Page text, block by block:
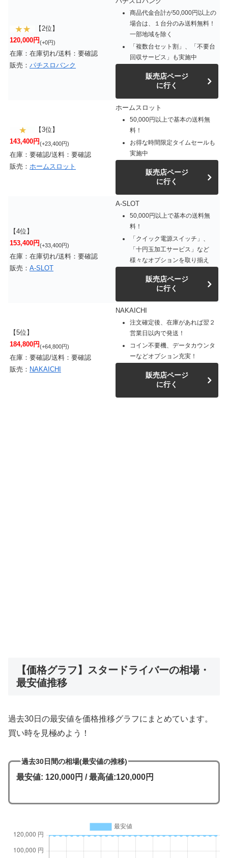
【2位】
120,000円(+0円)
在庫：在庫切れ/送料：要確認
販売： パチスロバンク
商品代金合計が50,000円以上の
場合は、１台分のみ送料無料！
一部地域を除く
「複数台セット割」、「不要台
回収サービス」も実施中
販売店ページ
に行く
【3位】
143,400円(+23,400円)
在庫：要確認/送料：要確認
販売： ホームスロット
ホームスロット
50,000円以上で基本の送料無
料！
お得な時間限定タイムセールも
実施中
販売店ページ
に行く
【4位】
153,400円(+33,400円)
在庫：在庫切れ/送料：要確認
販売： A-SLOT
A-SLOT
50,000円以上で基本の送料無
料！
「クイック電源スイッチ」、
「十円玉加工サービス」など
様々なオプションを取り揃え
販売店ページ
に行く
【5位】
184,800円(+64,800円)
在庫：要確認/送料：要確認
販売： NAKAICHI
NAKAICHI
注文確定後、在庫があれば翌２
営業日以内で発送！
コイン不要機、データカウンタ
ーなどオプション充実！
販売店ページ
に行く
【価格グラフ】スタードライバーの相場・
最安値推移
過去30日の最安値を価格推移グラフにまとめています。
買い時を見極めよう！
過去30日間の相場(最安値の推移)
最安値: 120,000円 / 最高値:120,000円